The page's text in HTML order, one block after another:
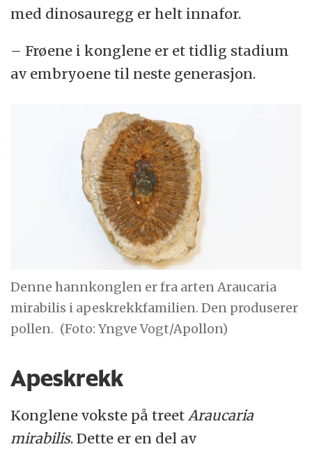
med dinosauregg er helt innafor.
– Frøene i konglene er et tidlig stadium
av embryoene til neste generasjon.
Denne hannkonglen er fra arten Araucaria
mirabilis i apeskrekkfamilien. Den produserer
pollen. (Foto: Yngve Vogt/Apollon)
Apeskrekk
Konglene vokste på treetAraucaria
mirabilis. Dette er en del av